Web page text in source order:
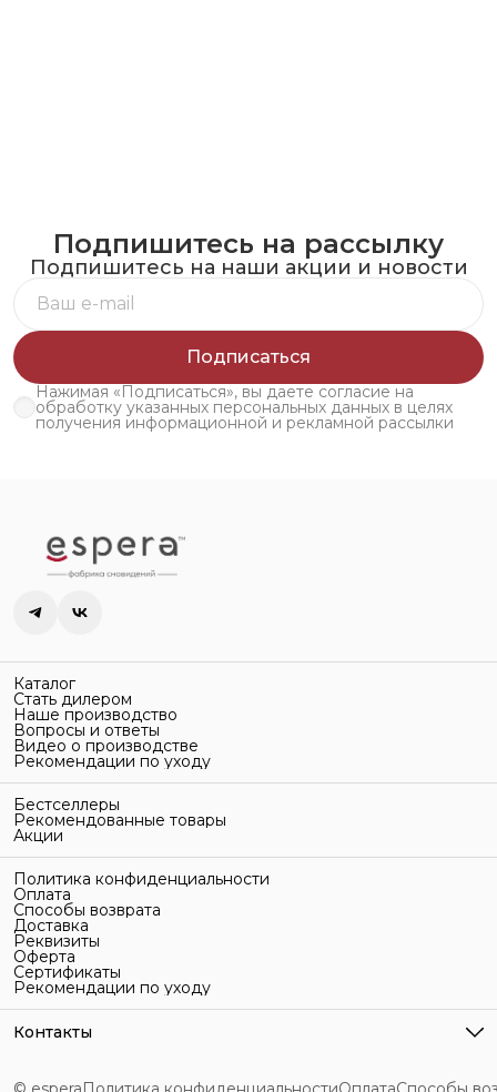
Подпишитесь на рассылку
Подпишитесь на наши акции и новости
Подписаться
Нажимая «Подписаться», вы даете согласие на
обработку указанных персональных данных в целях
получения информационной и рекламной рассылки
Каталог
Стать дилером
Наше производство
Вопросы и ответы
Видео о производстве
Рекомендации по уходу
Бестселлеры
Рекомендованные товары
Акции
Политика конфиденциальности
Оплата
Способы возврата
Доставка
Реквизиты
Оферта
Сертификаты
Рекомендации по уходу
Контакты